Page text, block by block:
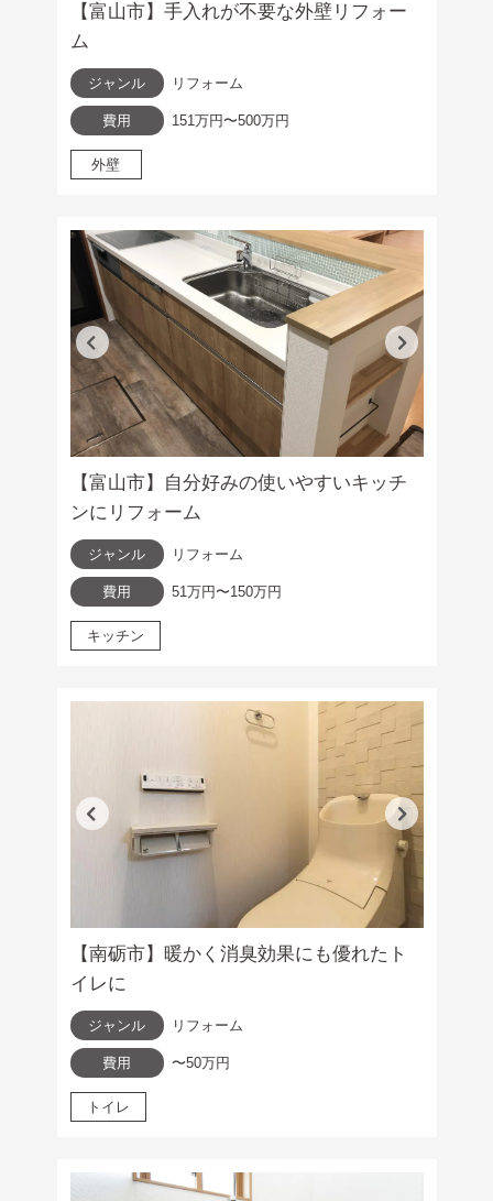
【富山市】手入れが不要な外壁リフォー
ム
ジャンル リフォーム
費用 151万円〜500万円
外壁
【富山市】自分好みの使いやすいキッチ
ンにリフォーム
ジャンル リフォーム
費用 51万円〜150万円
キッチン
【南砺市】暖かく消臭効果にも優れたト
イレに
ジャンル リフォーム
費用 〜50万円
トイレ